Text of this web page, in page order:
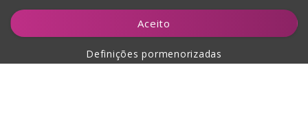
Aceito
Definições pormenorizadas
Adicionar ao carrinho